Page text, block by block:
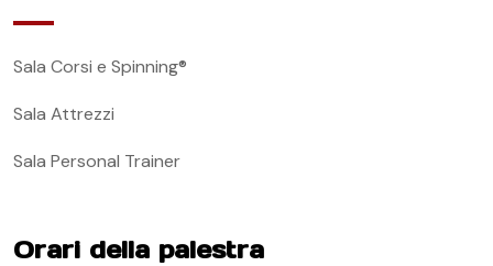
Sala Corsi e Spinning®
Sala Attrezzi
Sala Personal Trainer
Orari della palestra